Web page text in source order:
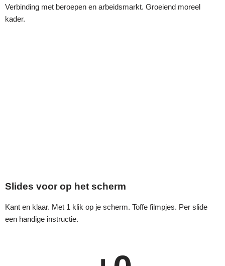
Verbinding met beroepen en arbeidsmarkt. Groeiend moreel
kader.
Slides voor op het scherm
Kant en klaar. Met 1 klik op je scherm. Toffe filmpjes. Per slide
een handige instructie.